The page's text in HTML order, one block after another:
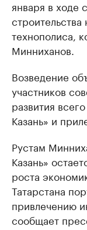
января в ходе
технополиса,
Минниханов.
Возведение
участников
развития
Казань» и
Рустам
Казань»
роста
Татарстана
привлечению
сообщает